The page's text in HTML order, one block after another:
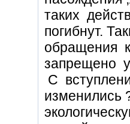
таких
погибнут.
обращения
запрещено
С